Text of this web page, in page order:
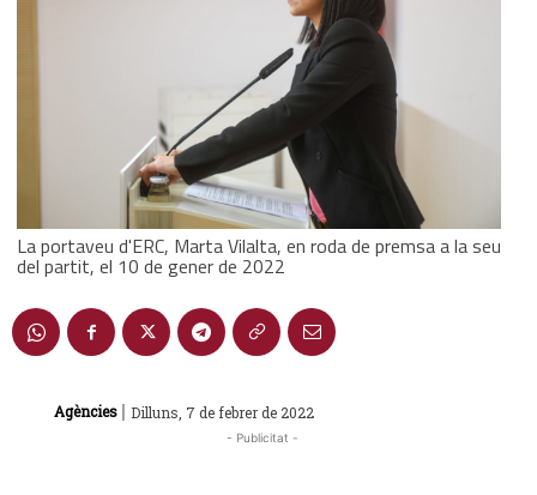
La portaveu d'ERC, Marta Vilalta, en roda de premsa a la seu
del partit, el 10 de gener de 2022
Agències | Dilluns, 7 de febrer de 2022
- Publicitat -